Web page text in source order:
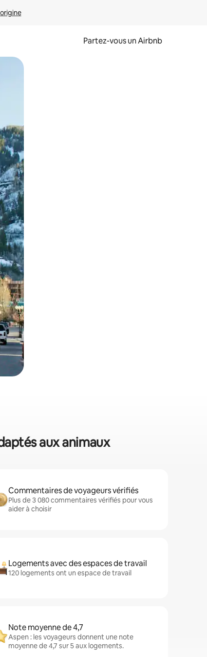
Partez-vous un Airbnb
les faisant glisser.
aux animaux
Commentaires de voyageurs vérifiés
Plus de 3 080 commentaires vérifiés pour vous
aider à choisir
Logements avec des espaces de travail
120 logements ont un espace de travail
Note moyenne de 4,7
Aspen : les voyageurs donnent une note
moyenne de 4,7 sur 5 aux logements.